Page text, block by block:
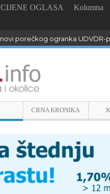
CIJENE OGLASA Kolumna
porečkog ogranka UDVDR-
CRNA KRONIKA